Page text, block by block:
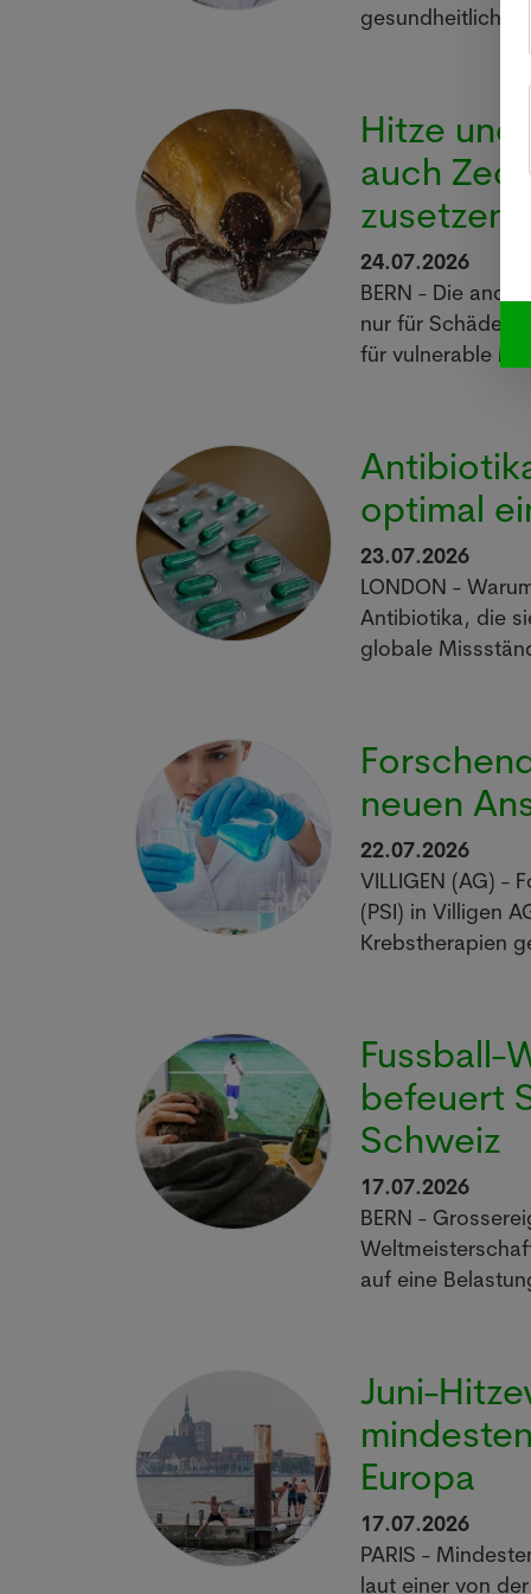
gesundheitlichen
Hitze und
auch
zusetzen
24.07.2026
BERN - Die
nur für Schäden
für vulnerable
optimal
23.07.2026
LONDON -
Antibiotika, die
globale
neuen
22.07.2026
VILLIGEN (AG) -
(PSI) in Villigen
Krebstherapien
Fussball-
befeuert
Schweiz
17.07.2026
BERN -
auf eine
Juni-
Europa
17.07.2026
PARIS -
laut einer von